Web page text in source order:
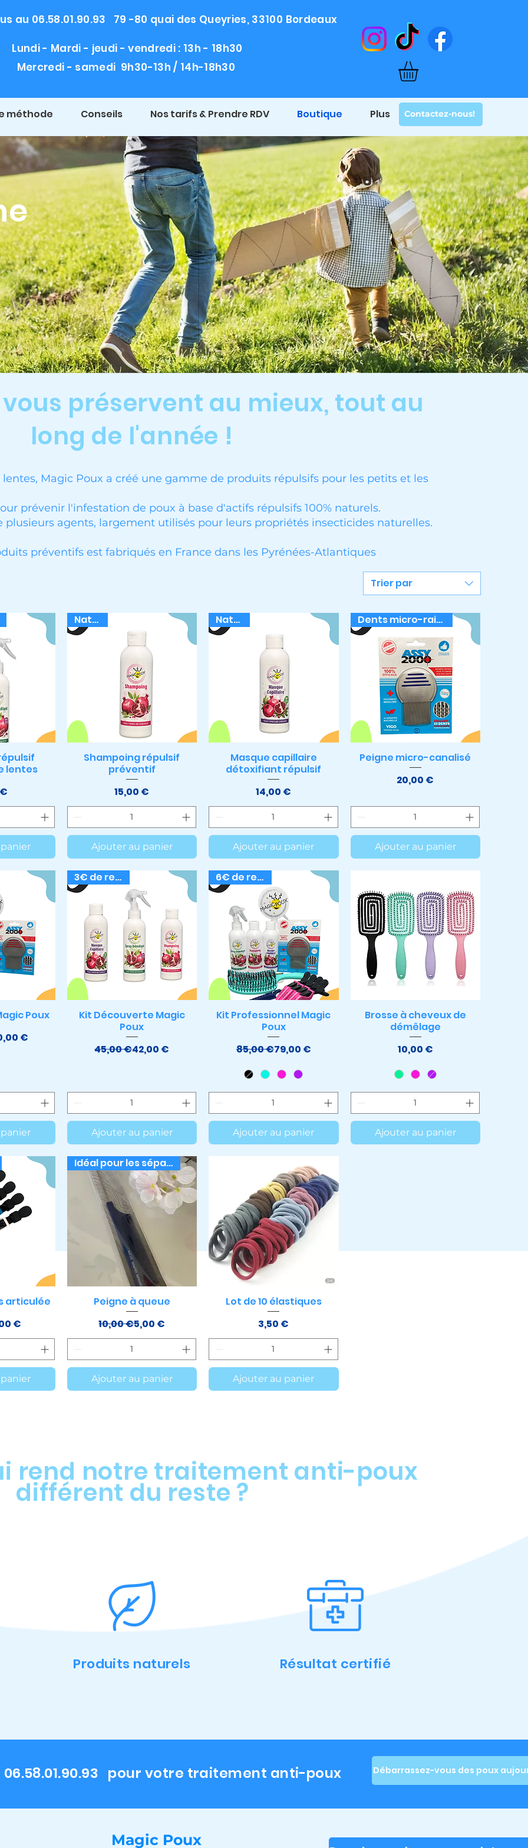
au 06.58.01.90.93 79 -80 quai des Queyries, 33100 Bordeaux
Lundi - Mardi - jeudi - vendredi : 13h - 18h30
Mercredi - samedi 9h30-13h / 14h-18h30
méthode Conseils Nos tarifs & Prendre RDV Boutique Plus Contactez-nous!
préservent au mieux, tout au
long de l'année !
Magic Poux a créé une gamme de produits répulsifs pour les petits et les
prévenir l'infestation de poux à base d'actifs répulsifs 100% naturels.
plusieurs agents, largement utilisés pour leurs propriétés insecticides naturelles.
préventifs est fabriqués en France dans les Pyrénées-Atlantiques
rend notre traitement anti-poux
différent du reste ?
Produits naturels Résultat certifié
Trier par
lentes
Aperçu rapide
Naturel
Shampoing répulsif
préventif
Prix
15,00 €
Ajouter au panier
Aperçu rapide
Naturel
Masque capillaire
détoxifiant répulsif
Prix
14,00 €
Ajouter au panier
Aperçu rapide
Dents micro-rainurées
Peigne micro-canalisé
Prix
20,00 €
Ajouter au panier
Poux
original
promotionnel
€
Aperçu rapide
3€ de remise
Kit Découverte Magic
Poux
Prix original
45,00 €Prix promotionnel
42,00 €
Ajouter au panier
Aperçu rapide
6€ de remise
Kit Professionnel Magic
Poux
Prix original
85,00 €Prix promotionnel
79,00 €
Ajouter au panier
Aperçu rapide
Brosse à cheveux de
démêlage
Prix
10,00 €
Ajouter au panier
articulée
original
promotionnel
€
Aperçu rapide
Idéal pour les séparations
Peigne à queue
Prix original
10,00 €Prix promotionnel
5,00 €
Ajouter au panier
Aperçu rapide
Lot de 10 élastiques
Prix
3,50 €
Ajouter au panier
pour votre traitement anti-poux Débarrassez-vous des poux
Magic Poux